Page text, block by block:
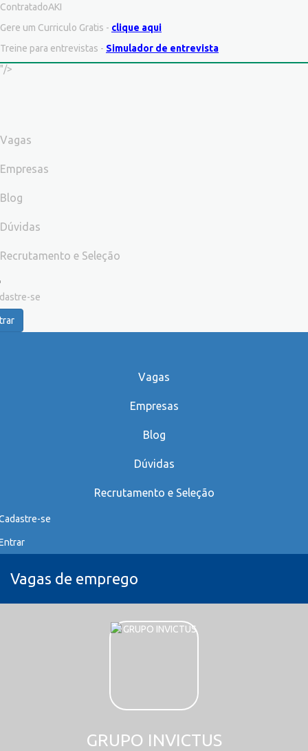
ContratadoAKI
Gere um Curriculo Gratis - clique aqui
Treine para entrevistas - Simulador de entrevista
"/>
Vagas
Empresas
Blog
Dúvidas
Recrutamento e Seleção
se
Vagas
Empresas
Blog
Dúvidas
Recrutamento e Seleção
se
Vagas de emprego
GRUPO INVICTUS